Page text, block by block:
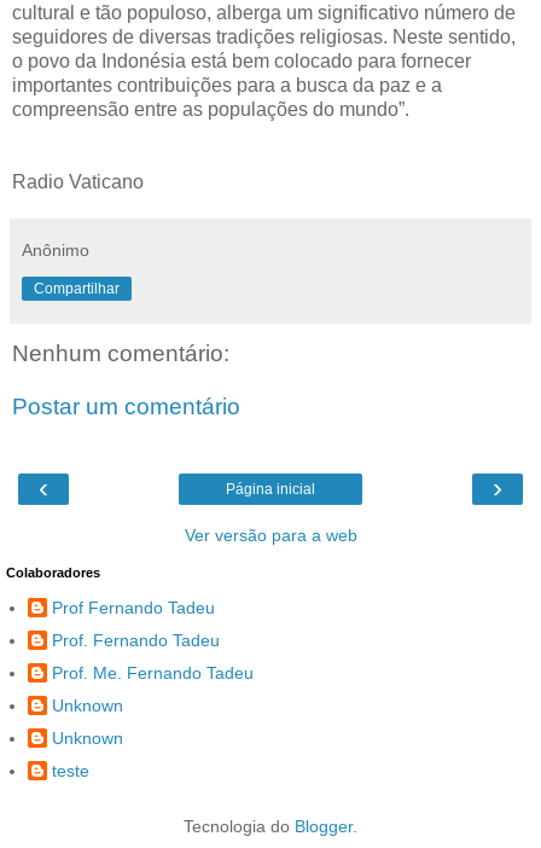
cultural e tão populoso, alberga um significativo número de
seguidores de diversas tradições religiosas. Neste sentido,
o povo da Indonésia está bem colocado para fornecer
importantes contribuições para a busca da paz e a
compreensão entre as populações do mundo”.
Radio Vaticano
Anônimo
Compartilhar
Nenhum comentário:
Postar um comentário
‹ ›
Página inicial
Ver versão para a web
Colaboradores
Prof Fernando Tadeu
Prof. Fernando Tadeu
Prof. Me. Fernando Tadeu
Unknown
Unknown
teste
Tecnologia do Blogger.